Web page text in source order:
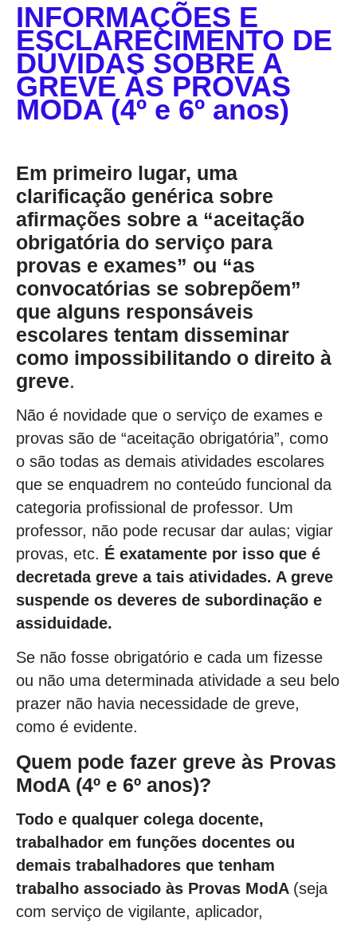
INFORMAÇÕES E
ESCLARECIMENTO DE
DÚVIDAS SOBRE A
GREVE ÀS PROVAS
MODA (4º e 6º anos)
Em primeiro lugar, uma
clarificação genérica sobre
afirmações sobre a “aceitação
obrigatória do serviço para
provas e exames” ou “as
convocatórias se sobrepõem”
que alguns responsáveis
escolares tentam disseminar
como impossibilitando o direito à
greve.
Não é novidade que o serviço de exames e
provas são de “aceitação obrigatória”, como
o são todas as demais atividades escolares
que se enquadrem no conteúdo funcional da
categoria profissional de professor. Um
professor, não pode recusar dar aulas; vigiar
provas, etc. É exatamente por isso que é
decretada greve a tais atividades. A greve
suspende os deveres de subordinação e
assiduidade.
Se não fosse obrigatório e cada um fizesse
ou não uma determinada atividade a seu belo
prazer não havia necessidade de greve,
como é evidente.
Quem pode fazer greve às Provas
ModA (4º e 6º anos)?
Todo e qualquer colega docente,
trabalhador em funções docentes ou
demais trabalhadores que tenham
trabalho associado às Provas ModA (seja
com serviço de vigilante, aplicador,